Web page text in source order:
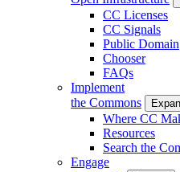
CC Licenses
CC Signals
Public Domain
Chooser
FAQs
Implement
the Commons
Where CC
Resources
Search the
Engage